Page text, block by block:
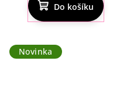
Do košíku
Novinka